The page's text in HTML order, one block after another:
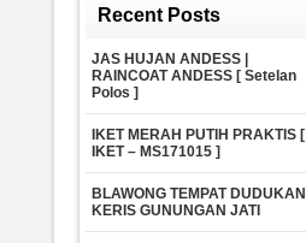
Recent Posts
JAS HUJAN ANDESS |
RAINCOAT ANDESS [ Setelan
Polos ]
IKET MERAH PUTIH PRAKTIS [
IKET – MS171015 ]
BLAWONG TEMPAT DUDUKAN
KERIS GUNUNGAN JATI